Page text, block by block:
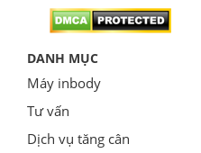
DANH MỤC
Máy inbody
Tư vấn
Dịch vụ tăng cân